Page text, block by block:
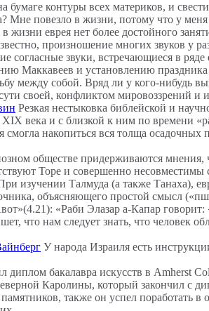
контуры всех материков, и
Мне повезло в жизни, потому что у
еврея нет более достойного
произношение многих звуков у
звуки, встречающиеся в
Маккавеев и установлению
между собой. Вряд ли у кого-нибудь
своей, конфликтом мировоззрений и
Резкая нестыковка библейской и
века и с близкой к ним по времени
накопиться вся толща
обществе придерживаются мнения,
Торе и совершенно несовместимы
изучении Талмуда (а также Танаха),
объясняющего простой смысл
«Раби Элазар а-Капар
что нам следует знать, что человек
У народа Израиля есть
бакалавра искусств в Amherst
Каролины, который закончил с
также он успел поработать